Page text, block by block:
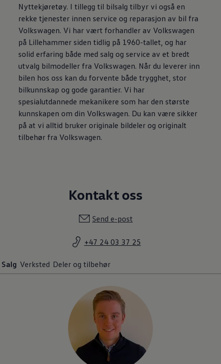
Nyttekjøretøy. I tillegg til bilsalg tilbyr vi også en
rekke tjenester innen service og reparasjon av bil fra
Volkswagen. Vi har vært forhandler av Volkswagen
på Lillehammer siden tidlig på 1960-tallet, og har
solid erfaring både med salg og service av et bredt
utvalg bilmodeller fra Volkswagen. Når du leverer inn
bilen hos oss kan du forvente både trygghet, stor
bilkunnskap og gode garantier. Vi har
spesialutdannede mekanikere som har den største
kunnskapen om din Volkswagen. Du kan være sikker
på at vi alltid bruker originale bildeler og originalt
tilbehør fra Volkswagen.
Kontakt oss
Send e-post
+47 24 03 37 25
Salg Verksted Deler og tilbehør